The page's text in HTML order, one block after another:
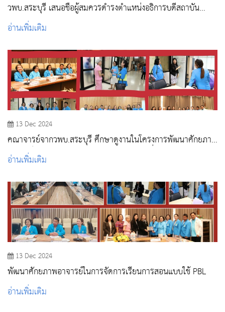
วพบ.สระบุรี เสนอชื่อผู้สมควรดำรงตำแหน่งอธิการบดีสถาบัน
พระบรมราชชนก
อ่านเพิ่มเติม
13 Dec 2024
คณาจารย์จากวพบ.สระบุรี ศึกษาดูงานในโครงการพัฒนาศักยภาพ
อาจารย์ : การจัดการเรียนการสอนแบบPBL ที่มหาวิทยาลัย
สวนดุสิต
อ่านเพิ่มเติม
13 Dec 2024
พัฒนาศักยภาพอาจารย์ในการจัดการเรียนการสอนแบบใช้ PBL
อ่านเพิ่มเติม